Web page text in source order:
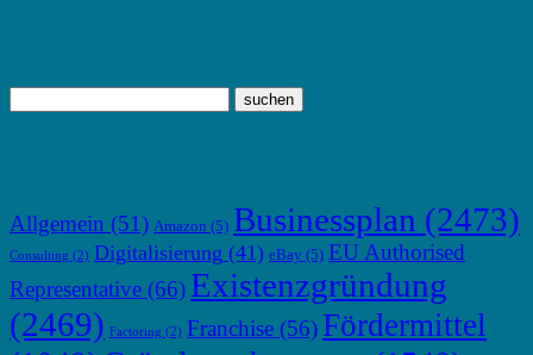
Allgemein (51) Amazon (5) Businessplan (2473)
Consulting (2) Digitalisierung (41) eBay (5) EU Authorised
Representative (66) Existenzgründung
(2469) Factoring (2) Franchise (56) Fördermittel